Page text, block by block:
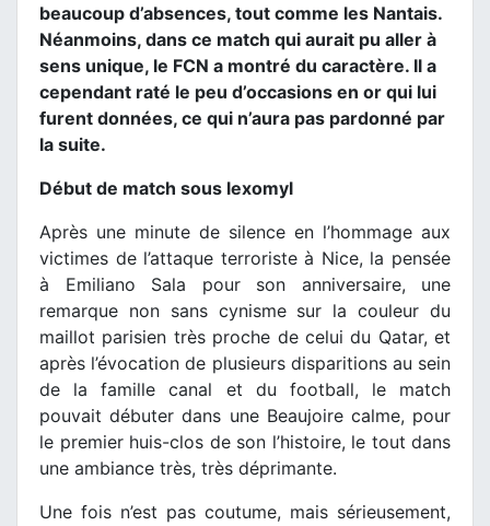
beaucoup d’absences, tout comme les Nantais.
Néanmoins, dans ce match qui aurait pu aller à
sens unique, le FCN a montré du caractère. Il a
cependant raté le peu d’occasions en or qui lui
furent données, ce qui n’aura pas pardonné par
la suite.
Début de match sous lexomyl
Après une minute de silence en l’hommage aux
victimes de l’attaque terroriste à Nice, la pensée
à Emiliano Sala pour son anniversaire, une
remarque non sans cynisme sur la couleur du
maillot parisien très proche de celui du Qatar, et
après l’évocation de plusieurs disparitions au sein
de la famille canal et du football, le match
pouvait débuter dans une Beaujoire calme, pour
le premier huis-clos de son l’histoire, le tout dans
une ambiance très, très déprimante.
Une fois n’est pas coutume, mais sérieusement,